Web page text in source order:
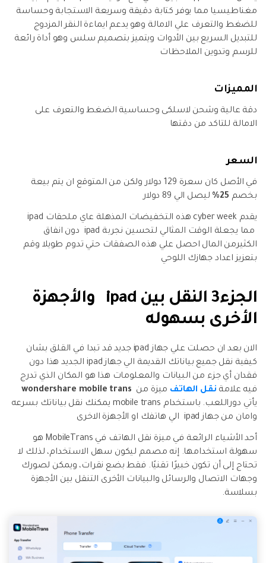
مغناطيسيا مما يوفر كتابة دقيقة وسريعة الاستجابة وحساسة
للضغط والتعرف علي الامالة وهو يدعم ايماءة النقر المزدوج
للتبديل السريع بين الأدوات ويتميز بتصميم سلس وهو أداة رائعة
للرسم وتدوين الملاحظات
المميزات
دقة عالية وشحن لاسلكى وحساسية الضغط والتعرف على
الامالة للتاكد من دقتها
السعر
في الأصل كان سعرة 129 دولار ولكن من المتوقع ان يتم بيعة
بخصم
ليصل الي 89 دولار
يقدم cyber week هذه التخفيضات المذهلة عاي ملحقات ipad
مما يجعلة الوقت المثالي لتحسين نجربة ipad دون انفاق
الكثيرمن المال احصل علي هذه الصفقات حتي تدوم طويلا وقم
بتعزيز اعداد جهازك اللوحي
الجزء3 النقل بين ipad والأجهزة
الأخرى بسهوله
الان بعد ان حصلت علي جهاز ipad جديد قد تبدا في القلق بشان
كيفية نقل جميع بياناتك القديمة الي جهاز ipad الجديد هذا دون
فقدان أي جزء من البيانات والمعلومات هذا هو المكان الذي تدرج
فيه علامة نقل الهاتف ميزة من
يأتي دوراللعب. باستخدام mobile trans يمكنك نقل بياناتك بسرعه
وامان من جهاز ipad الي هاتفك او الأجهزة الاخرى
أحد الأشياء الرائعة في ميزة نقل الهاتف في MobileTrans هو
سهولة استخدامها. إنه مصمم ليكون سهل الاستخدام، لذلك لا
تحتاج إلى أن تكون خبيرًا تقنيًا. فقط بضع نقرات، ويمكن لصورك
وجهات الاتصال والرسائل والبيانات الأخرى التنقل بين الأجهزة
بسلاسة.